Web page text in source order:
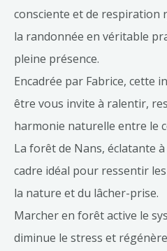
consciente et de respiration
la randonnée en véritable
pleine présence.
Encadrée par Fabrice, cette
être vous invite à ralentir,
harmonie naturelle entre le
La forêt de Nans, éclatante
cadre idéal pour ressentir
la nature et du lâcher-prise.
Marcher en forêt active le
diminue le stress et